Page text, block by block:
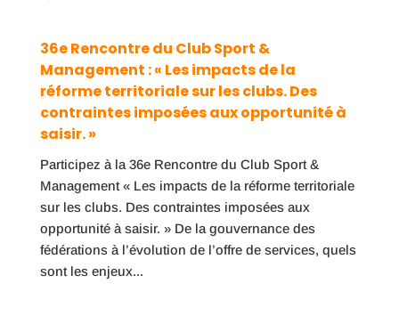
36e Rencontre du Club Sport &
Management : « Les impacts de la
réforme territoriale sur les clubs. Des
contraintes imposées aux opportunité à
saisir. »
Participez à la 36e Rencontre du Club Sport &
Management « Les impacts de la réforme territoriale
sur les clubs. Des contraintes imposées aux
opportunité à saisir. » De la gouvernance des
fédérations à l’évolution de l’offre de services, quels
sont les enjeux...